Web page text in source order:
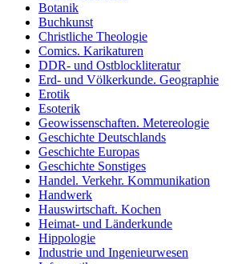
Botanik
Buchkunst
Christliche Theologie
Comics. Karikaturen
DDR- und Ostblockliteratur
Erd- und Völkerkunde. Geographie
Erotik
Esoterik
Geowissenschaften. Metereologie
Geschichte Deutschlands
Geschichte Europas
Geschichte Sonstiges
Handel. Verkehr. Kommunikation
Handwerk
Hauswirtschaft. Kochen
Heimat- und Länderkunde
Hippologie
Industrie und Ingenieurwesen